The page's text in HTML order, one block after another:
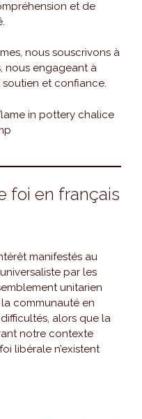
et de
nous souscrivons à
nous engageant à
et confiance.
foi en français
manifestés au
par les
unitarien
communauté en
alors que la
notre contexte
libérale n’existent